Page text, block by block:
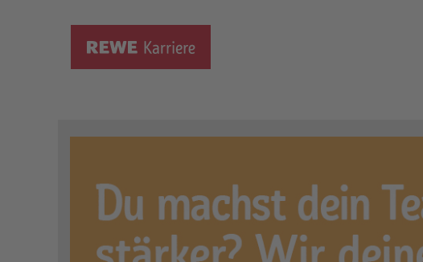
Ausbildung zum Verkäufer,